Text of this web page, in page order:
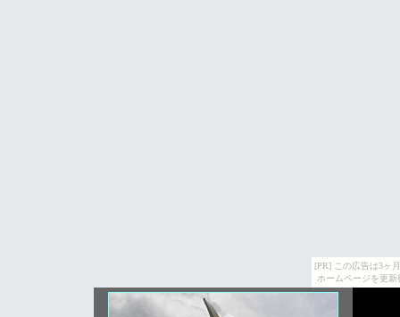
[PR] この広告は3ヶ
ホームページを更